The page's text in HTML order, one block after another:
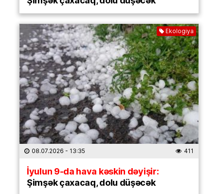
Ekologiya
08.07.2026 - 13:35 411
İyulun 9-da hava kəskin dəyişir:
Şimşək çaxacaq, dolu düşəcək